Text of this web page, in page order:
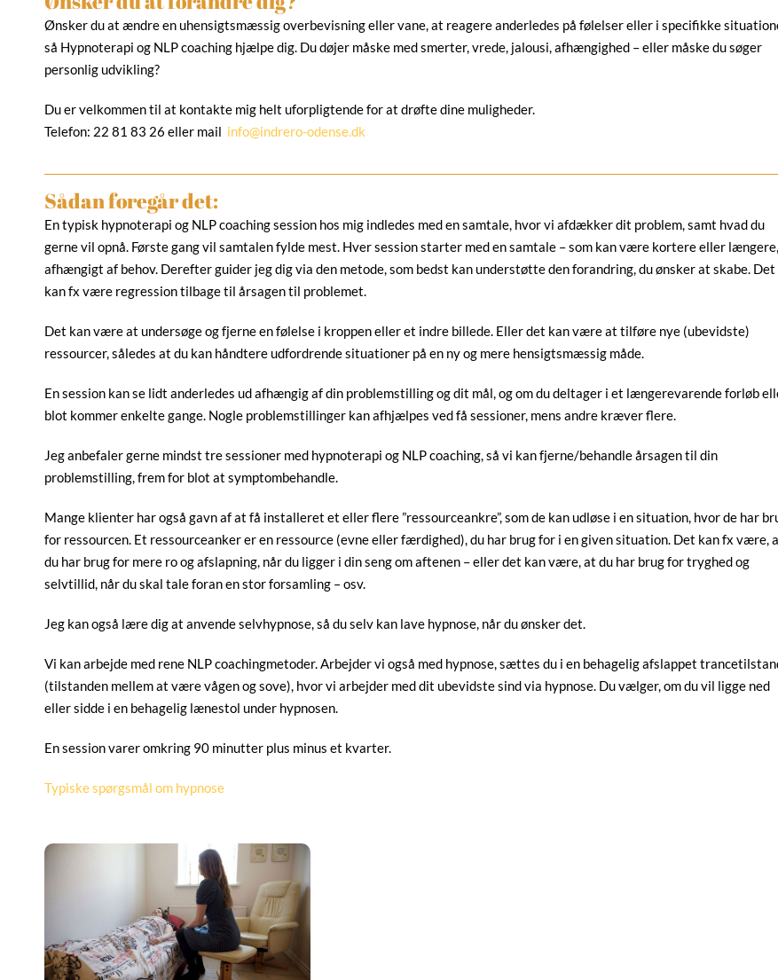
Ønsker du at ændre en uhensigtsmæssig overbevisning eller vane, at reagere anderledes på følelser eller i specifikke
så Hypnoterapi og NLP coaching hjælpe dig. Du døjer måske med smerter, vrede, jalousi, afhængighed – eller måske du søger
personlig udvikling?
Du er velkommen til at kontakte mig helt uforpligtende for at drøfte dine muligheder.
Telefon: 22 81 83 26 eller mail info@indrero-odense.dk
Sådan foregår det:
En typisk hypnoterapi og NLP coaching session hos mig indledes med en samtale, hvor vi afdækker dit problem, samt hvad du
gerne vil opnå. Første gang vil samtalen fylde mest. Hver session starter med en samtale – som kan være kortere eller længere,
afhængigt af behov. Derefter guider jeg dig via den metode, som bedst kan understøtte den forandring, du ønsker at skabe. Det
kan fx være regression tilbage til årsagen til problemet.
Det kan være at undersøge og fjerne en følelse i kroppen eller et indre billede. Eller det kan være at tilføre nye (ubevidste)
ressourcer, således at du kan håndtere udfordrende situationer på en ny og mere hensigtsmæssig måde.
En session kan se lidt anderledes ud afhængig af din problemstilling og dit mål, og om du deltager i et længerevarende forløb
blot kommer enkelte gange. Nogle problemstillinger kan afhjælpes ved få sessioner, mens andre kræver flere.
Jeg anbefaler gerne mindst tre sessioner med hypnoterapi og NLP coaching, så vi kan fjerne/behandle årsagen til din
problemstilling, frem for blot at symptombehandle.
Mange klienter har også gavn af at få installeret et eller flere ”ressourceankre”, som de kan udløse i en situation, hvor de har
for ressourcen. Et ressourceanker er en ressource (evne eller færdighed), du har brug for i en given situation. Det kan fx være,
du har brug for mere ro og afslapning, når du ligger i din seng om aftenen – eller det kan være, at du har brug for tryghed og
selvtillid, når du skal tale foran en stor forsamling – osv.
Jeg kan også lære dig at anvende selvhypnose, så du selv kan lave hypnose, når du ønsker det.
Vi kan arbejde med rene NLP coachingmetoder. Arbejder vi også med hypnose, sættes du i en behagelig afslappet
(tilstanden mellem at være vågen og sove), hvor vi arbejder med dit ubevidste sind via hypnose. Du vælger, om du vil ligge ned
eller sidde i en behagelig lænestol under hypnosen.
En session varer omkring 90 minutter plus minus et kvarter.
Typiske spørgsmål om hypnose